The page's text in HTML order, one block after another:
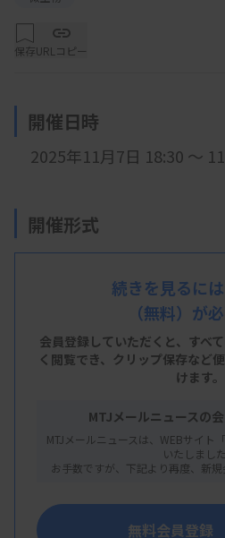
保存URLコピー
開催日時
2025年11月7日 18:30 ～
開催形式
LIVE配信
主 催
栃木県臨床検査技師会
概 要
・テ ー マ：抗菌薬の知識
続きを見るに
（無料）が
会員登録していただくと、すべ
く閲覧でき、 クリップ保存など
けます。
MTJメールニュースの
MTJメールニュースは、WEBサイト
いたしました
お手数ですが、下記より再度、新規
無料会員登録